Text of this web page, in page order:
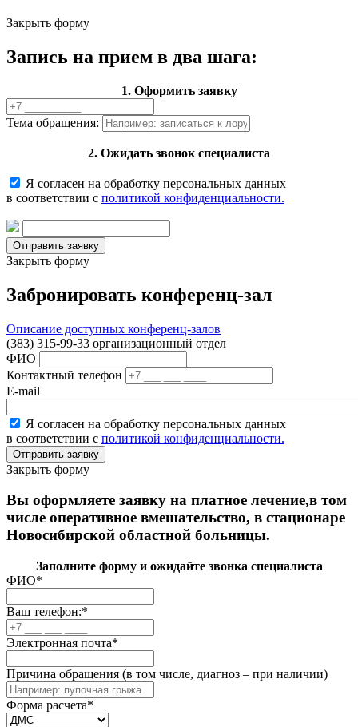
Закрыть форму
Запись на прием в два шага:
1. Оформить заявку
Тема обращения:
2. Ожидать звонок специалиста
Я согласен на обработку персональных данных
в соответствии с политикой конфиденциальности.
Закрыть форму
Забронировать конференц-зал
Описание доступных конференц-залов
(383) 315-99-33 организационный отдел
ФИО
Контактный телефон
E-mail
Я согласен на обработку персональных данных
в соответствии с политикой конфиденциальности.
Закрыть форму
Вы оформляете заявку на платное лечение,в том
числе оперативное вмешательство, в стационаре
Новосибирской областной больницы.
Заполните форму и ожидайте звонка специалиста
ФИО*
Ваш телефон:*
Электронная почта*
Причина обращения (в том числе, диагноз – при наличии)
Форма расчета*